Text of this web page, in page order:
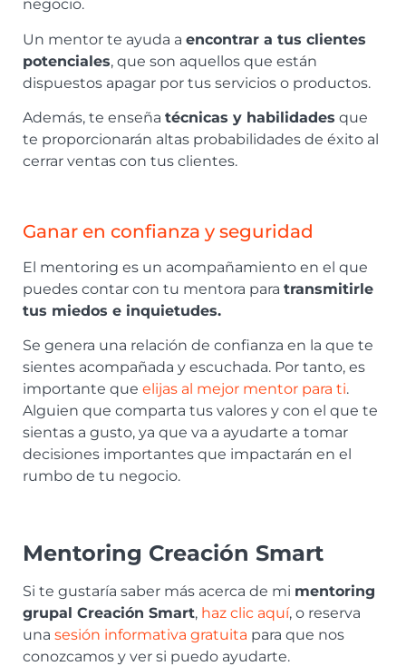
negocio.
Un mentor te ayuda a encontrar a tus clientes
potenciales, que son aquellos que están
dispuestos apagar por tus servicios o productos.
Además, te enseña técnicas y habilidades que
te proporcionarán altas probabilidades de éxito al
cerrar ventas con tus clientes.
Ganar en confianza y seguridad
El mentoring es un acompañamiento en el que
puedes contar con tu mentora para transmitirle
tus miedos e inquietudes.
Se genera una relación de confianza en la que te
sientes acompañada y escuchada. Por tanto, es
importante que elijas al mejor mentor para ti.
Alguien que comparta tus valores y con el que te
sientas a gusto, ya que va a ayudarte a tomar
decisiones importantes que impactarán en el
rumbo de tu negocio.
Mentoring Creación Smart
Si te gustaría saber más acerca de mi mentoring
grupal Creación Smart, haz clic aquí, o reserva
una sesión informativa gratuita para que nos
conozcamos y ver si puedo ayudarte.